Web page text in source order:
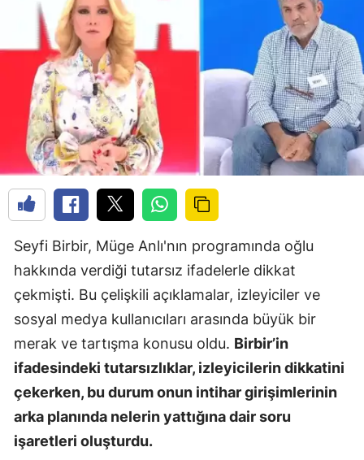
Seyfi Birbir, Müge Anlı'nın programında oğlu
hakkında verdiği tutarsız ifadelerle dikkat
çekmişti. Bu çelişkili açıklamalar, izleyiciler ve
sosyal medya kullanıcıları arasında büyük bir
merak ve tartışma konusu oldu. Birbir’in
ifadesindeki tutarsızlıklar, izleyicilerin dikkatini
çekerken, bu durum onun intihar girişimlerinin
arka planında nelerin yattığına dair soru
işaretleri oluşturdu.